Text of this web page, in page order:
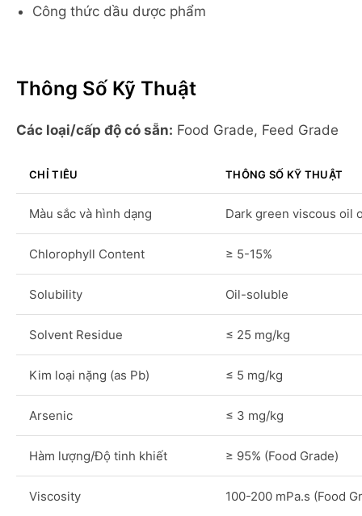
Công thức dầu dược phẩm
Thông Số Kỹ Thuật
Các loại/cấp độ có sẵn: Food Grade, Feed Grade
CHỈ TIÊU THÔNG SỐ KỸ THUẬT
Màu sắc và hình dạng Dark green viscous oil
Chlorophyll Content ≥ 5-15%
Solubility Oil-soluble
Solvent Residue ≤ 25 mg/kg
Kim loại nặng (as Pb) ≤ 5 mg/kg
Arsenic ≤ 3 mg/kg
Hàm lượng/Độ tinh khiết ≥ 95% (Food Grade)
Viscosity 100-200 mPa.s (Food